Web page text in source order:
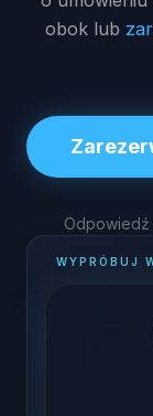
obok lub
Odpowiedź
WYPRÓBUJ